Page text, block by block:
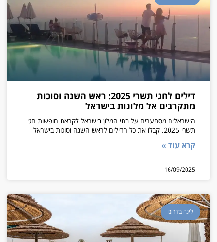
דילים לחגי תשרי 2025: ראש השנה וסוכות
מתקרבים אל מלונות בישראל
הישראלים מסתערים על בתי המלון בישראל לקראת חופשות חגי
תשרי 2025. קבלו את כל הדילים לראש השנה וסוכות בישראל
קרא עוד »
16/09/2025
לינה בדרום